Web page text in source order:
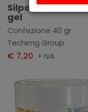
Silpod
gel
Confezione 40 gr
Techimg Group
€ 7,20 + IVA